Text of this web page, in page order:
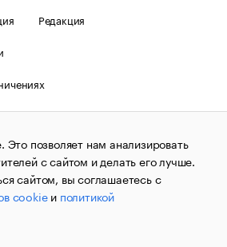
Редакция
О соблюдении авторских прав
1995–2026.Сообщения
агентства «РБК»
службой по надзору в сфере
технологий и массовых
09.12.2015 за номером ИА
пометкой «РБК». Отдельные
информацию,
пользователей
позволяет нам анализировать
с сайтом и делать его лучше.
сайтом, вы соглашаетесь с
cookieи политикой